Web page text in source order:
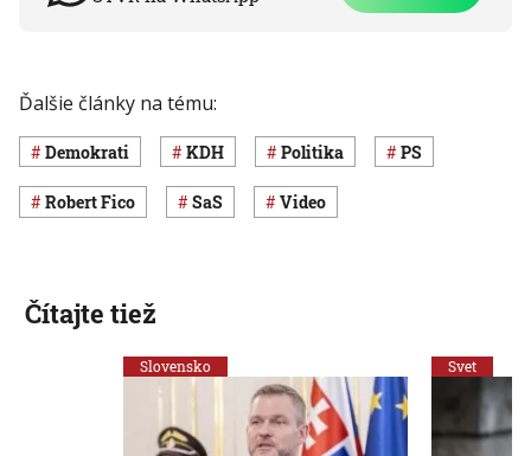
Ďalšie články na tému:
Demokrati KDH Politika PS
Robert Fico SaS Video
Čítajte tiež
Slovensko Svet